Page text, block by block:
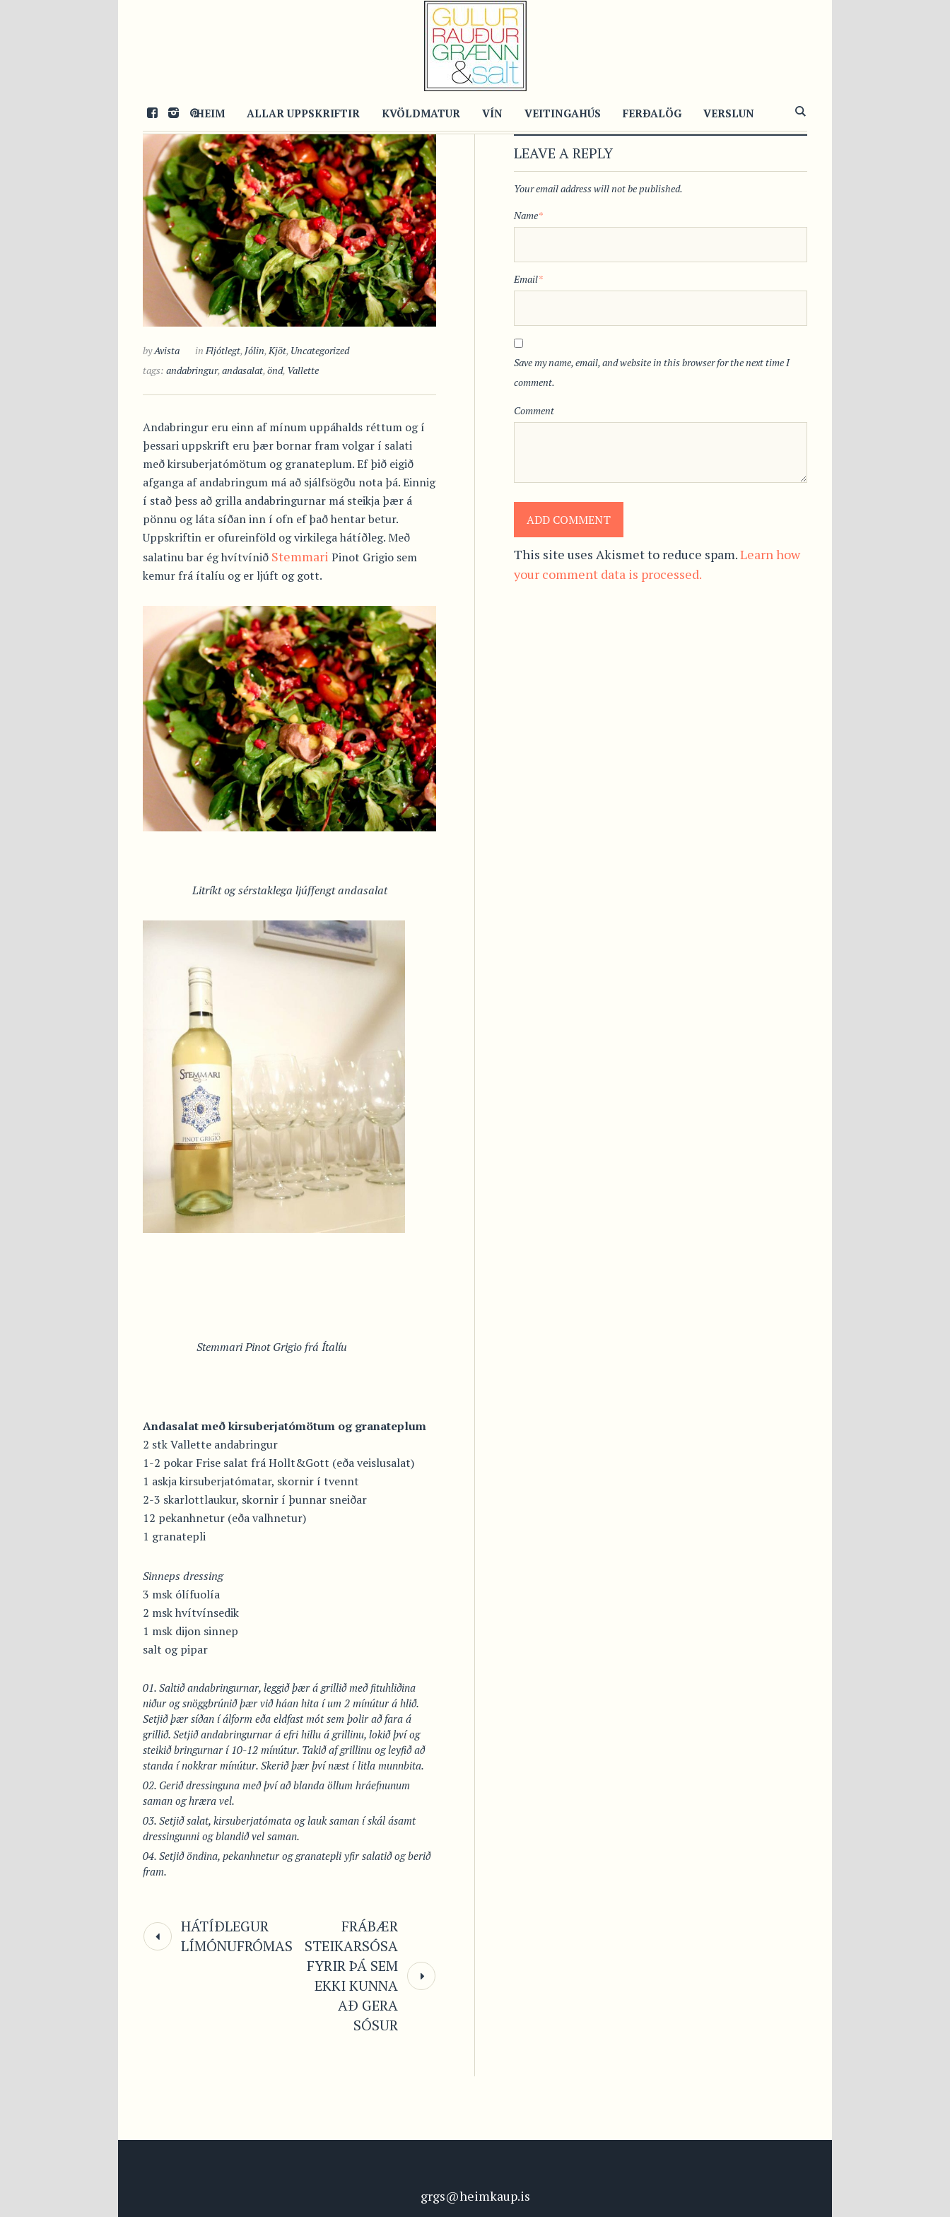
HEIM ALLAR UPPSKRIFTIR KVÖLDMATUR VÍN VEITINGAHÚS FERÐALÖG VERSLUN
byAvista in Fljótlegt, Jólin,Kjöt, Uncategorized
tags: andabringur,andasalat,önd, Vallette
Andabringur eru einn af mínum uppáhalds réttum og í
þessari uppskrift eru þær bornar fram volgar í salati
með kirsuberjatómötum og granateplum. Ef þið eigið
afganga af andabringum má að sjálfsögðu nota þá. Einnig
í stað þess að grilla andabringurnar má steikja þær á
pönnu og láta síðan inn í ofn ef það hentar betur.
Uppskriftin er ofureinföld og virkilega hátíðleg. Með
salatinu bar ég hvítvínið Stemmari Pinot Grigio sem
kemur frá ítalíu og er ljúft og gott.
Litríkt og sérstaklega ljúffengt andasalat
Stemmari Pinot Grigio frá Ítalíu
Andasalat með kirsuberjatómötum og granateplum
2 stk Vallette andabringur
1-2 pokar Frise salat frá Hollt&Gott (eða veislusalat)
1 askja kirsuberjatómatar, skornir í tvennt
2-3 skarlottlaukur, skornir í þunnar sneiðar
12 pekanhnetur (eða valhnetur)
1 granatepli
Sinneps dressing
3 msk ólífuolía
2 msk hvítvínsedik
1 msk dijon sinnep
salt og pipar
Saltið andabringurnar, leggið þær á grillið með fituhliðina
niður og snöggbrúnið þær við háan hita í um 2 mínútur á hlið.
Setjið þær síðan í álform eða eldfast mót sem þolir að fara á
grillið. Setjið andabringurnar á efri hillu á grillinu, lokið því og
steikið bringurnar í 10-12 mínútur. Takið af grillinu og leyfið að
standa í nokkrar mínútur. Skerið þær því næst í litla munnbita.
Gerið dressinguna með því að blanda öllum hráefnunum
saman og hræra vel.
Setjið salat, kirsuberjatómata og lauk saman í skál ásamt
dressingunni og blandið vel saman.
Setjið öndina, pekanhnetur og granatepli yfir salatið og berið
fram.
HÁTÍÐLEGUR
LÍMÓNUFRÓMAS
FRÁBÆR
STEIKARSÓSA
FYRIR ÞÁ SEM
EKKI KUNNA
AÐ GERA
SÓSUR
LEAVE A REPLY
Your email address will not be published.
Name*
Email*
Save my name, email, and website in this browser for the next time I
comment.
Comment
This site uses Akismet to reduce spam.Learn how
your comment data is processed.
grgs@heimkaup.is